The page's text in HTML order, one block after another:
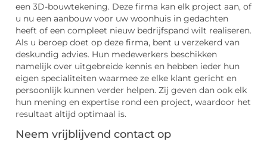
een 3D-bouwtekening. Deze firma kan elk project aan, of
u nu een aanbouw voor uw woonhuis in gedachten
heeft of een compleet nieuw bedrijfspand wilt realiseren.
Als u beroep doet op deze firma, bent u verzekerd van
deskundig advies. Hun medewerkers beschikken
namelijk over uitgebreide kennis en hebben ieder hun
eigen specialiteiten waarmee ze elke klant gericht en
persoonlijk kunnen verder helpen. Zij geven dan ook elk
hun mening en expertise rond een project, waardoor het
resultaat altijd optimaal is.
Neem vrijblijvend contact op